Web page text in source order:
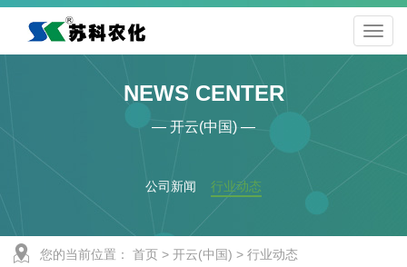
NEWS CENTER
— 开云(中国) —
公司新闻 行业动态
您的当前位置： 首页 > 开云(中国) > 行业动态